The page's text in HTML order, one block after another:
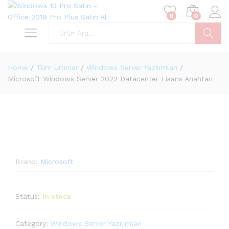
0 0
Home / Tüm Ürünler / Windows Server Yazılımları /
Microsoft Windows Server 2022 Datacenter Lisans Anahtarı
Brand: Microsoft
Status: In stock
Category: Windows Server Yazılımları